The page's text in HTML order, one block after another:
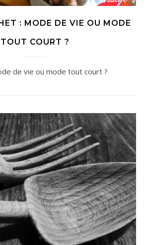
: MODE DE VIE OU MODE
TOUT COURT ?
de vie ou mode tout court ?